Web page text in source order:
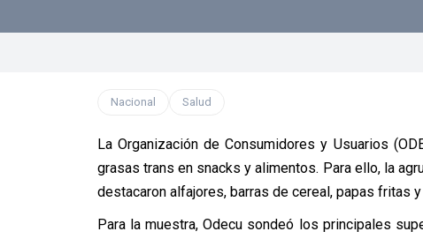
Nacional Salud
La Organización de Consumidores y Usuarios
grasas trans en snacks y alimentos. Para ello, la
destacaron alfajores, barras de cereal, papas fritas
Para la muestra, Odecu sondeó los principales